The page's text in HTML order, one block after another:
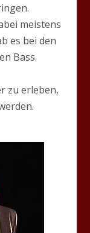
meistens
es bei den
Bass.
zu erleben,